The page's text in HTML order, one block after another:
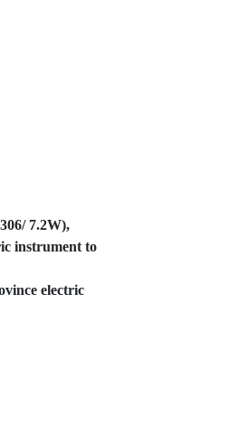
7.2W),
instrument to
electric